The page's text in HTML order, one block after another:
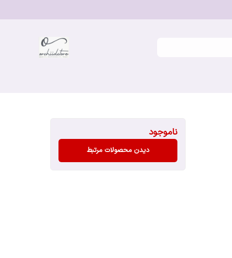
ناموجود
دیدن محصولات مرتبط